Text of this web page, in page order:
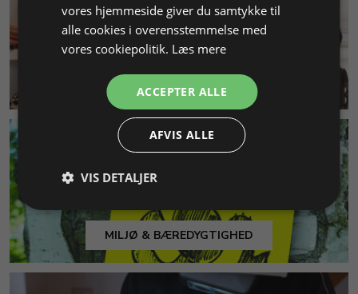
MILJØ & BÆREDYGTIGHED
vores hjemmeside giver du samtykke til
alle cookies i overensstemmelse med
vores cookiepolitik. Læs mere
ACCEPTER ALLE
AFVIS ALLE
VIS DETALJER